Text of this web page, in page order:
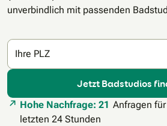
unverbindlich mit passenden
Ihre PLZ
Jetzt Badstudios
Hohe Nachfrage: 21 Anfragen
letzten 24 Stunden